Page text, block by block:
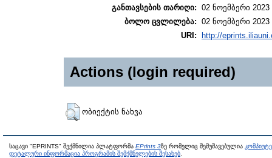
განთავსების თარიღი: 02 ნოემბერი 2023
ბოლო ცვლილება: 02 ნოემბერი 2023
URI:
http://
Actions (login required)
ობიექტის ნახვა
საცავი "EPRINTS" შექმნილია პლატფორმა EPrints 3ზე რომელიც შემუშავებულია
დეტალური ინფორმაცია პროგრამის შემქმნელების შესახებ.